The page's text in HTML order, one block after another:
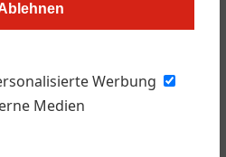
Werbung
Medien
der Brauerei Zwettl, der
Lieferbetrieben und dem
Thaya zeigt vor, wie